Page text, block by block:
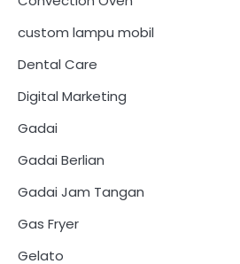
custom lampu mobil
Dental Care
Digital Marketing
Gadai
Gadai Berlian
Gadai Jam Tangan
Gas Fryer
Gelato